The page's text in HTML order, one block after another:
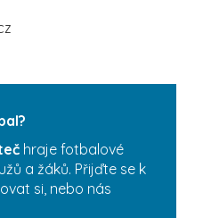
hraje fotbalové
a žáků. Přijďte se k
si, nebo nás